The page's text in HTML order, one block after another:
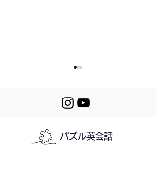
Review 335-337
パズル英会話